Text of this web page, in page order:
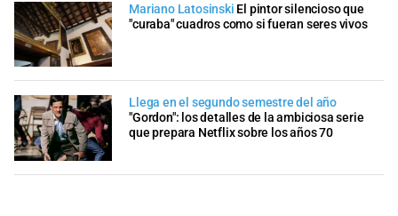
Mariano Latosinski El pintor silencioso que
"curaba" cuadros como si fueran seres vivos
Llega en el segundo semestre del año
"Gordon": los detalles de la ambiciosa serie
que prepara Netflix sobre los años 70